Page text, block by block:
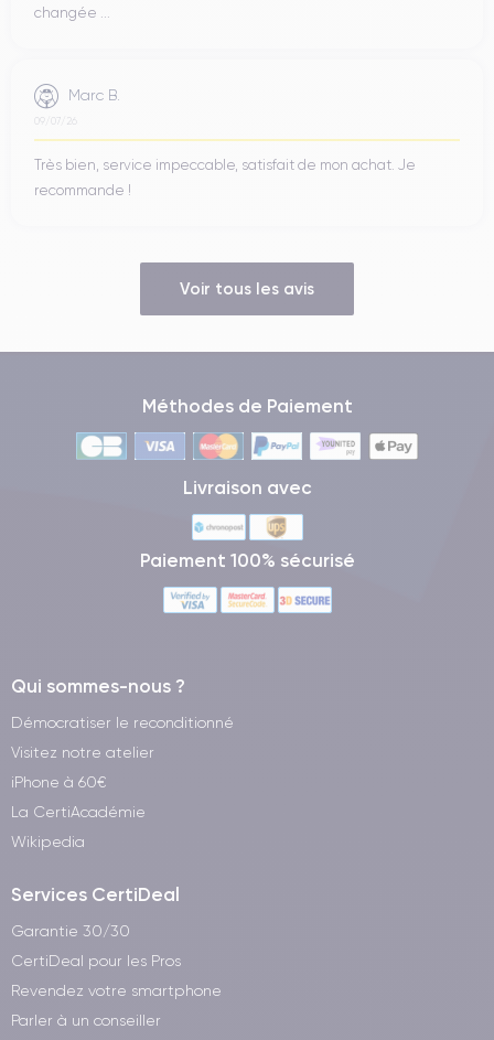
changée ...
Marc B.
09/07/26
Très bien, service impeccable, satisfait de mon achat. Je
recommande !
Voir tous les avis
Méthodes de Paiement
Livraison avec
Paiement 100% sécurisé
Qui sommes-nous ?
Démocratiser le reconditionné
Visitez notre atelier
iPhone à 60€
La CertiAcadémie
Wikipedia
Services CertiDeal
Garantie 30/30
CertiDeal pour les Pros
Revendez votre smartphone
Parler à un conseiller